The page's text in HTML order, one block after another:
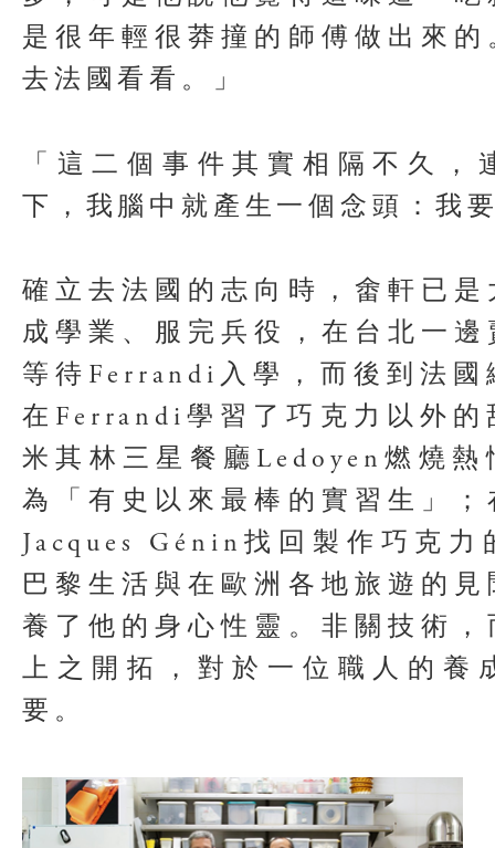
是很年輕很莽撞的師傅做出來
去法國看看。」
「這二個事件其實相隔不久，
下，我腦中就產生一個念頭：我
確立去法國的志向時，畬軒已
成學業、服完兵役，在台北一
等待Ferrandi入學，而後到法國
在Ferrandi學習了巧克力以外的
米其林三星餐廳Ledoyen燃燒熱
為「有史以來最棒的實習生」
Jacques Génin找回製作巧克力
巴黎生活與在歐洲各地旅遊的
養了他的身心性靈。非關技術
上之開拓，對於一位職人的養
要。